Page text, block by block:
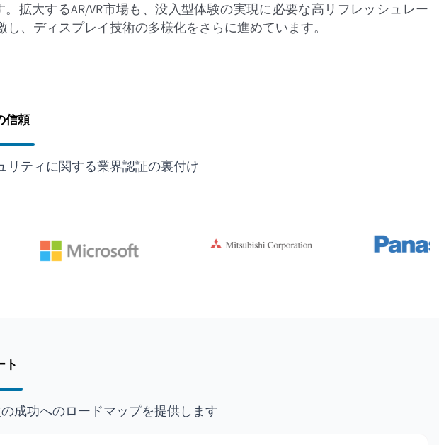
拡大するAR/VR市場も、没入型体験の実現に必要な高リフレッシュレー
、ディスプレイ技術の多様化をさらに進めています。
信頼
リティに関する業界認証の裏付け
ト
成功へのロードマップを提供します